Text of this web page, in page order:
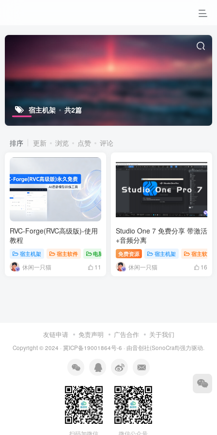
宿主机架 共2篇
排序 更新 浏览 点赞 评论
RVC-Forge(RVC高级版)-使用
教程
宿主机架 宿主软件 电脑软件
休闲一只猫 11
Studio One 7 免费分享 带激活
+音频分离
免费资源 宿主机架 宿主软件
休闲一只猫 16
友链申请 免责声明 广告合作 关于我们
Copyright © 2024 · 冀ICP备19001864号-6 · 由音创社(SonoCraft)强力驱动.